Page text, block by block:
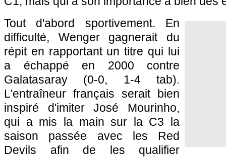
Tout d'abord sportivement. En
difficulté, Wenger gagnerait du
répit en rapportant un titre qui lui
a échappé en 2000 contre
Galatasaray (0-0, 1-4 tab).
L'entraîneur français serait bien
inspiré d'imiter José Mourinho,
qui a mis la main sur la C3 la
saison passée avec les Red
Devils afin de les qualifier